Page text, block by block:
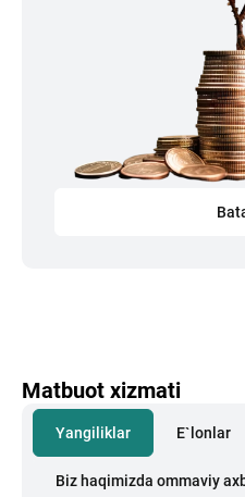
Matbuot xizmati
Yangiliklar E`lonlar
Biz haqimizda ommaviy